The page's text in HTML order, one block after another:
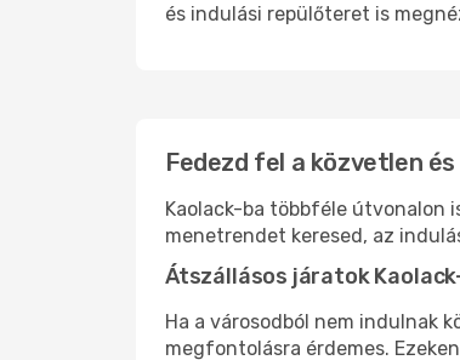
és indulási repülőteret is
Fedezd fel a közvetlen
Kaolack-ba többféle útvonalon
menetrendet keresed, az
Átszállásos járatok
Ha a városodból nem indulnak
megfontolásra érdemes.